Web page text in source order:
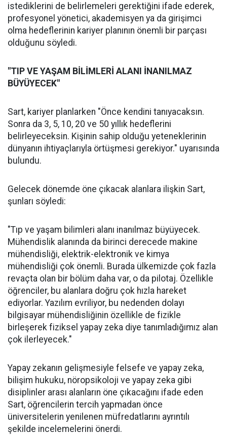
istediklerini de belirlemeleri gerektiğini ifade ederek,
profesyonel yönetici, akademisyen ya da girişimci
olma hedeflerinin kariyer planının önemli bir parçası
olduğunu söyledi.
"TIP VE YAŞAM BİLİMLERİ ALANI İNANILMAZ
BÜYÜYECEK"
Sart, kariyer planlarken "Önce kendini tanıyacaksın.
Sonra da 3, 5, 10, 20 ve 50 yıllık hedeflerini
belirleyeceksin. Kişinin sahip olduğu yeteneklerinin
dünyanın ihtiyaçlarıyla örtüşmesi gerekiyor." uyarısında
bulundu.
Gelecek dönemde öne çıkacak alanlara ilişkin Sart,
şunları söyledi:
"Tıp ve yaşam bilimleri alanı inanılmaz büyüyecek.
Mühendislik alanında da birinci derecede makine
mühendisliği, elektrik-elektronik ve kimya
mühendisliği çok önemli. Burada ülkemizde çok fazla
revaçta olan bir bölüm daha var, o da pilotaj. Özellikle
öğrenciler, bu alanlara doğru çok hızla hareket
ediyorlar. Yazılım evriliyor, bu nedenden dolayı
bilgisayar mühendisliğinin özellikle de fizikle
birleşerek fiziksel yapay zeka diye tanımladığımız alan
çok ilerleyecek."
Yapay zekanın gelişmesiyle felsefe ve yapay zeka,
bilişim hukuku, nöropsikoloji ve yapay zeka gibi
disiplinler arası alanların öne çıkacağını ifade eden
Sart, öğrencilerin tercih yapmadan önce
üniversitelerin yenilenen müfredatlarını ayrıntılı
şekilde incelemelerini önerdi.